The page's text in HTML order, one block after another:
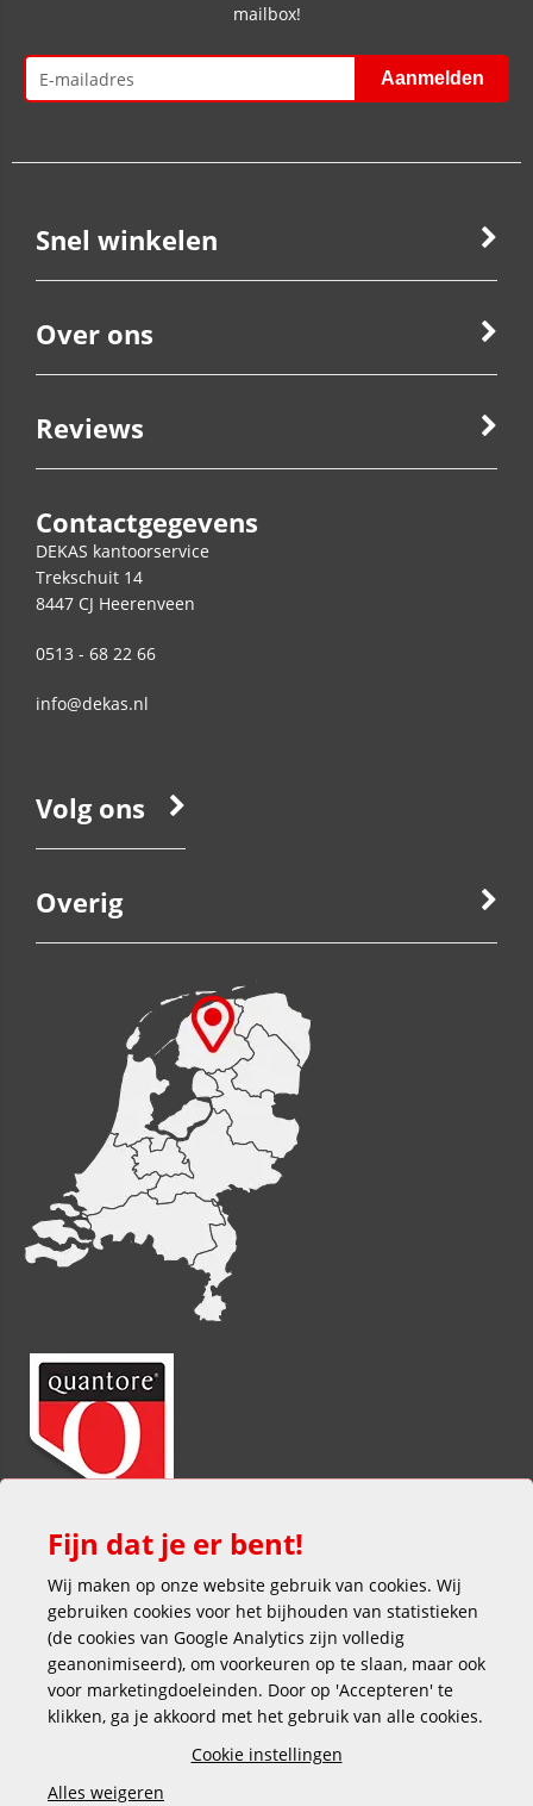
mailbox!
Snel winkelen
Over ons
Reviews
Contactgegevens
DEKAS kantoorservice
Trekschuit 14
8447 CJ Heerenveen
0513 - 68 22 66
info@dekas.nl
Volg ons
Overig
Veilig en gemakkelijk betalen
Fijn dat je er bent!
Wij maken op onze website gebruik van cookies. Wij
gebruiken cookies voor het bijhouden van statistieken
(de cookies van Google Analytics zijn volledig
geanonimiseerd), om voorkeuren op te slaan, maar ook
voor marketingdoeleinden. Door op 'Accepteren' te
klikken, ga je akkoord met het gebruik van alle cookies.
Cookie instellingen
Alles weigeren